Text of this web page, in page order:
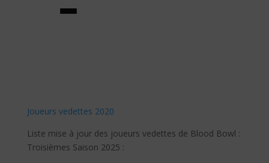
Joueurs vedettes 2020
Liste mise à jour des joueurs vedettes de Blood Bowl :
Troisièmes Saison 2025 :